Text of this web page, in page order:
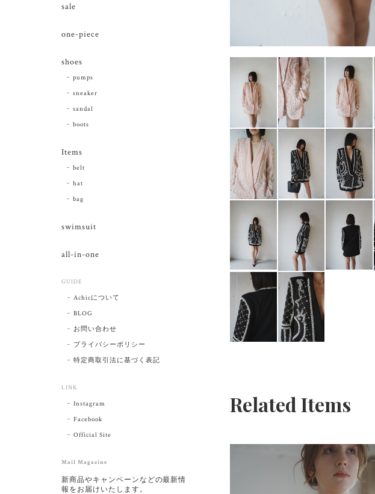
Related Items
sale
one-piece
shoes
pumps
sneaker
sandal
boots
Items
belt
hat
bag
swimsuit
all-in-one
GUIDE
Achicについて
BLOG
お問い合わせ
プライバシーポリシー
特定商取引法に基づく表記
LINK
Instagram
Facebook
Official Site
Mail Magazine
新商品やキャンペーンなどの最新情
報をお届けいたします。